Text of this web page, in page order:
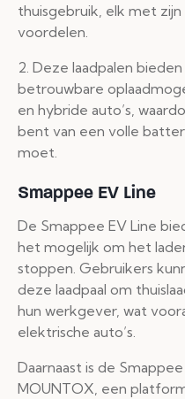
thuisgebruik, elk met
voordelen.
2. Deze laadpalen
betrouwbare
en hybride auto’s,
bent van een volle
moet.
Smappee EV Line
De Smappee EV Line
het mogelijk om het
stoppen. Gebruikers
deze laadpaal om
hun werkgever, wat
elektrische auto’s.
Daarnaast is de
MOUNTOX, een